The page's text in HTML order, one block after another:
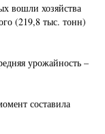
вошли хозяйства
(219,8 тыс. тонн)
урожайность –
составила